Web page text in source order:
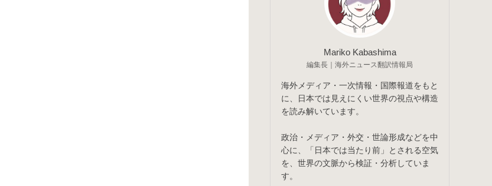
Mariko Kabashima
編集長｜海外ニュース翻訳情報局
海外メディア・一次情報・国際報道をもと
に、日本では見えにくい世界の視点や構造
を読み解いています。
政治・メディア・外交・世論形成などを中
心に、「日本では当たり前」とされる空気
を、世界の文脈から検証・分析していま
す。